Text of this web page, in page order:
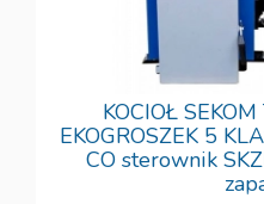
KOCIOŁ
EKOGROSZEK 5
CO sterownik